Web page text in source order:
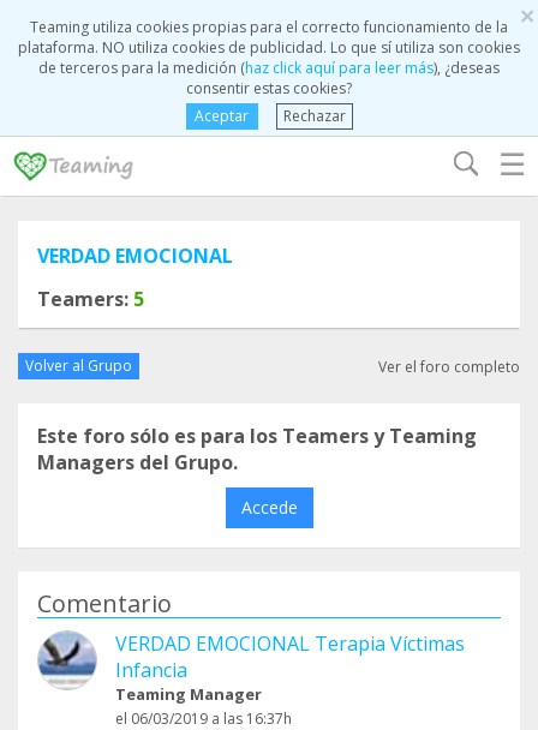
×
Teaming utiliza cookies propias para el correcto funcionamiento de la
plataforma. NO utiliza cookies de publicidad. Lo que sí utiliza son cookies
de terceros para la medición (haz click aquí para leer más), ¿deseas
consentir estas cookies?
Aceptar
Rechazar
☰
VERDAD EMOCIONAL
Teamers: 5
Volver al Grupo Ver el foro completo
Este foro sólo es para los Teamers y Teaming
Managers del Grupo.
Accede
Comentario
VERDAD EMOCIONAL Terapia Víctimas
Infancia
Teaming Manager
el 06/03/2019 a las 16:37h